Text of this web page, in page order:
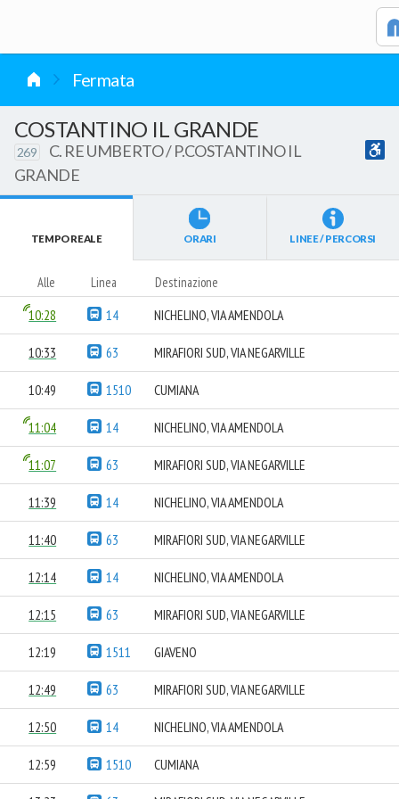
Fermata
COSTANTINO IL GRANDE
269
C. RE UMBERTO / P.COSTANTINO IL
GRANDE
TEMPO REALE ORARI LINEE / PERCORSI
Alle Linea Destinazione
10:28 14 NICHELINO, VIA AMENDOLA
10:33 63 MIRAFIORI SUD, VIA NEGARVILLE
10:49 1510 CUMIANA
11:04 14 NICHELINO, VIA AMENDOLA
11:07 63 MIRAFIORI SUD, VIA NEGARVILLE
11:39 14 NICHELINO, VIA AMENDOLA
11:40 63 MIRAFIORI SUD, VIA NEGARVILLE
12:14 14 NICHELINO, VIA AMENDOLA
12:15 63 MIRAFIORI SUD, VIA NEGARVILLE
12:19 1511 GIAVENO
12:49 63 MIRAFIORI SUD, VIA NEGARVILLE
12:50 14 NICHELINO, VIA AMENDOLA
12:59 1510 CUMIANA